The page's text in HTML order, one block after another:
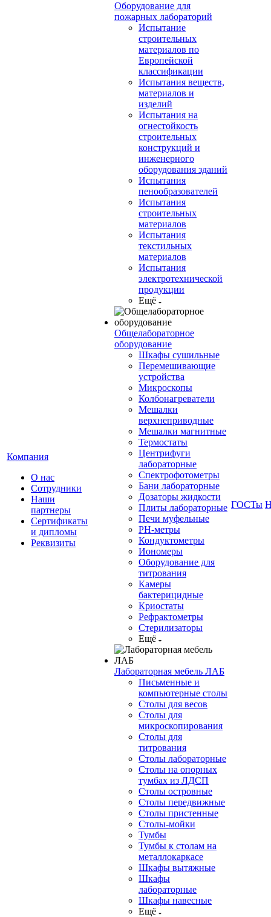
Компания
О нас
Сотрудники
Наши
партнеры
Сертификаты
и дипломы
Реквизиты
Оборудование для
пожарных лабораторий
Испытание
строительных
материалов по
Европейской
классификации
Испытания веществ,
материалов и
изделий
Испытания на
огнестойкость
строительных
конструкций и
инженерного
оборудования зданий
Испытания
пенообразователей
Испытания
строительных
материалов
Испытания
текстильных
материалов
Испытания
электротехнической
продукции
Ещё
Общелабораторное
оборудование
Шкафы сушильные
Перемешивающие
устройства
Микроскопы
Колбонагреватели
Мешалки
верхнеприводные
Мешалки магнитные
Термостаты
Центрифуги
лабораторные
Спектрофотометры
Бани лабораторные
Дозаторы жидкости
Плиты лабораторные
Печи муфельные
РН-метры
Кондуктометры
Иономеры
Оборудование для
титрования
Камеры
бактерицидные
Криостаты
Рефрактометры
Стерилизаторы
Ещё
Лабораторная мебель ЛАБ
Письменные и
компьютерные столы
Столы для весов
Столы для
микроскопирования
Столы для
титрования
Столы лабораторные
Столы на опорных
тумбах из ЛДСП
Столы островные
Столы передвижные
Столы пристенные
Столы-мойки
Тумбы
Тумбы к столам на
металлокаркасе
Шкафы вытяжные
Шкафы
лабораторные
Шкафы навесные
Ещё
ГОСТы